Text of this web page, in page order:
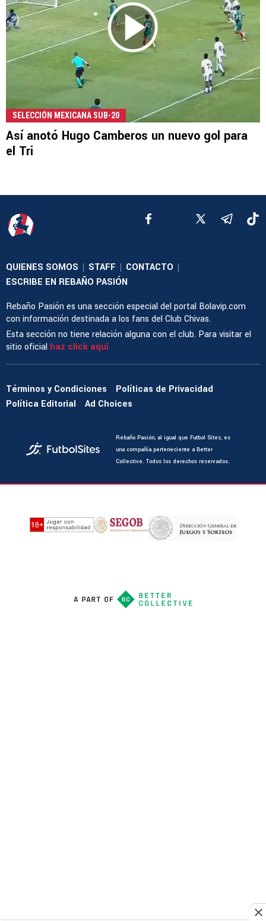
SELECCIÓN MEXICANA SUB-20
Así anotó Hugo Camberos un nuevo gol para
el Tri
QUIENES SOMOS | STAFF | CONTACTO |
ESCRIBE EN REBAÑO PASIÓN
Rebaño Pasión es una sección especial del portal Bolavip.com
con información destinada a los fans del Club Chivas.
Esta sección no tiene relación alguna con el club. Para visitar el
sitio oficial haz click aquí
Términos y Condiciones
Políticas de Privacidad
Política Editorial
Ad Choices
Rebaño Pasión, al igual que Futbol Sites, es
una compañía perteneciente a Better
Collective. Todos los derechos reservados.